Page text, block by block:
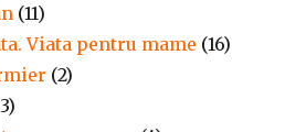
(11)
Viata pentru mame (16)
(2)